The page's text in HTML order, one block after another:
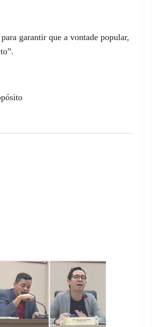
garantir que a vontade popular,